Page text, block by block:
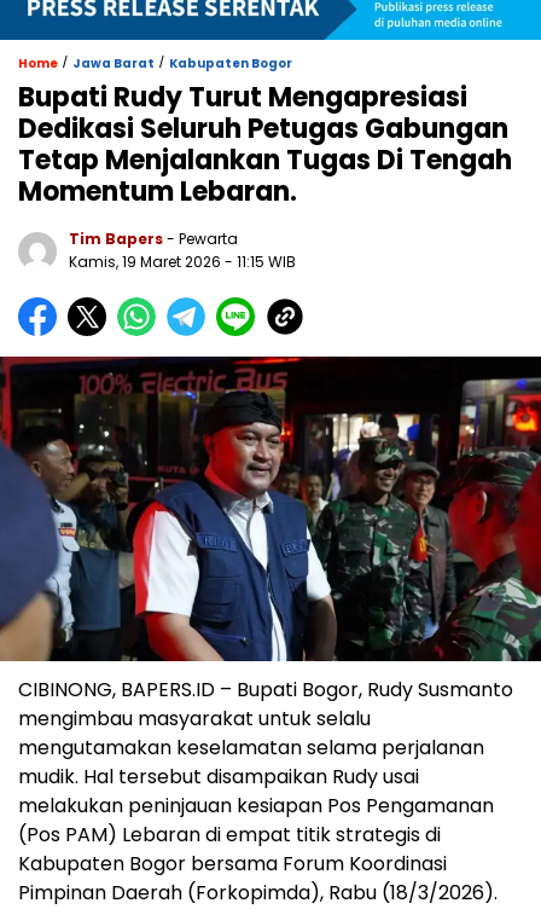
Home / Jawa Barat / Kabupaten Bogor
Bupati Rudy Turut Mengapresiasi
Dedikasi Seluruh Petugas Gabungan
Tetap Menjalankan Tugas Di Tengah
Momentum Lebaran.
Tim Bapers- Pewarta
Kamis, 19 Maret 2026 - 11:15 WIB
CIBINONG, BAPERS.ID – Bupati Bogor, Rudy Susmanto
mengimbau masyarakat untuk selalu
mengutamakan keselamatan selama perjalanan
mudik. Hal tersebut disampaikan Rudy usai
melakukan peninjauan kesiapan Pos Pengamanan
(Pos PAM) Lebaran di empat titik strategis di
Kabupaten Bogor bersama Forum Koordinasi
Pimpinan Daerah (Forkopimda), Rabu (18/3/2026).